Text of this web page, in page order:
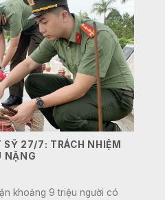
27/7: TRÁCH NHIỆM
NẶNG
khoảng 9 triệu người có